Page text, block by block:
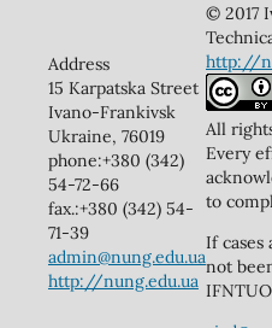
Address
15 Karpatska Street
Ivano-Frankivsk
Ukraine, 76019
phone:+380 (342)
54-72-66
fax.:+380 (342) 54-
71-39
admin@nung.edu.ua
http://nung.edu.ua
© 2017
http://
All
Every
to
If cases
not